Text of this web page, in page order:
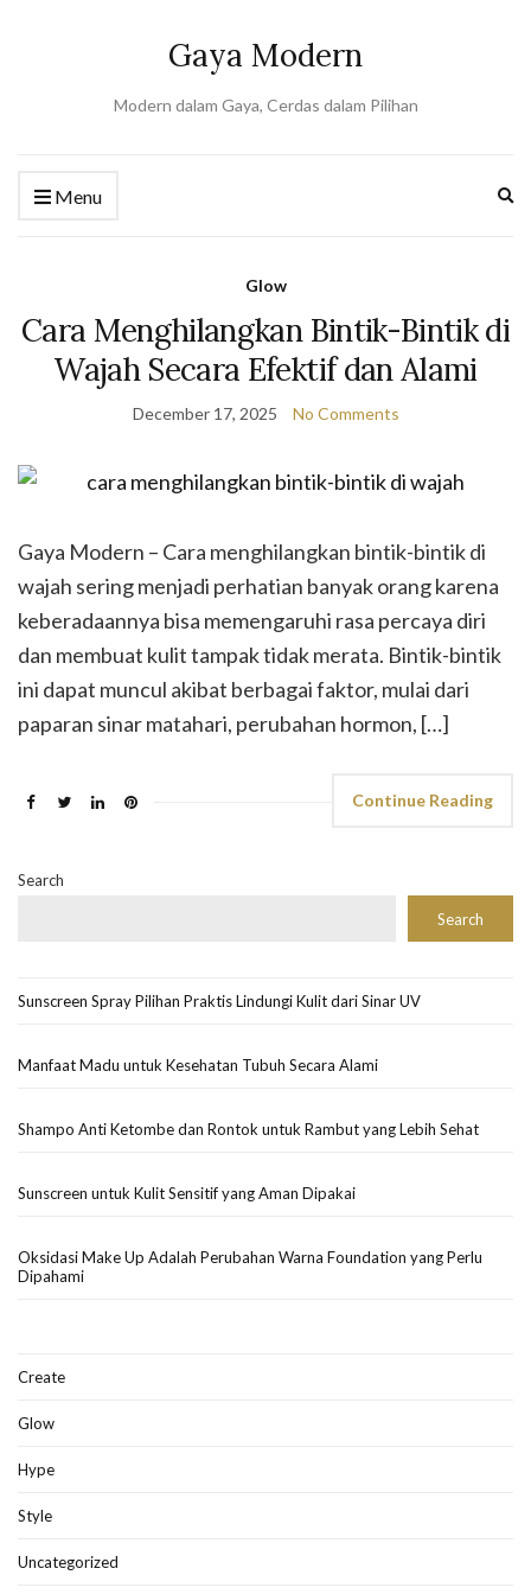
Gaya Modern
Modern dalam Gaya, Cerdas dalam Pilihan
Menu
Glow
Cara Menghilangkan Bintik-Bintik di
Wajah Secara Efektif dan Alami
December 17, 2025 No Comments
Gaya Modern – Cara menghilangkan bintik-bintik di
wajah sering menjadi perhatian banyak orang karena
keberadaannya bisa memengaruhi rasa percaya diri
dan membuat kulit tampak tidak merata. Bintik-bintik
ini dapat muncul akibat berbagai faktor, mulai dari
paparan sinar matahari, perubahan hormon, […]
Continue Reading
Search
Search
Sunscreen Spray Pilihan Praktis Lindungi Kulit dari Sinar UV
Manfaat Madu untuk Kesehatan Tubuh Secara Alami
Shampo Anti Ketombe dan Rontok untuk Rambut yang Lebih Sehat
Sunscreen untuk Kulit Sensitif yang Aman Dipakai
Oksidasi Make Up Adalah Perubahan Warna Foundation yang Perlu
Dipahami
Create
Glow
Hype
Style
Uncategorized